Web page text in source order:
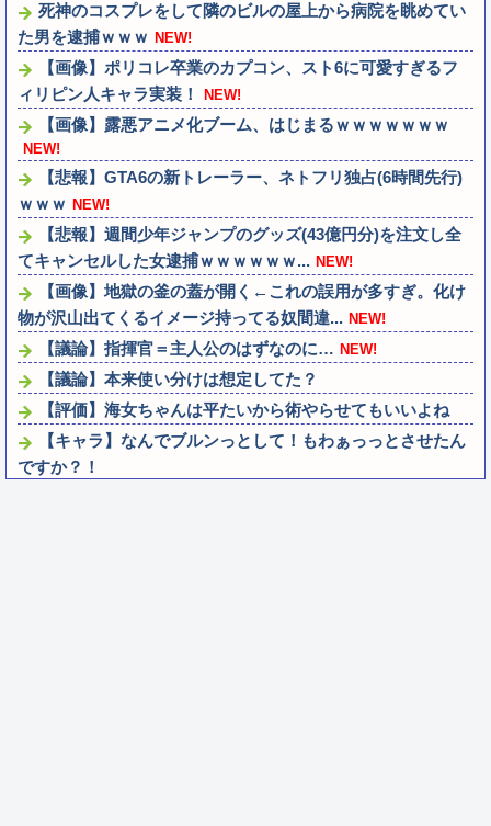
死神のコスプレをして隣のビルの屋上から病院を眺めてい
た男を逮捕ｗｗｗ NEW!
【画像】ポリコレ卒業のカプコン、スト6に可愛すぎるフ
ィリピン人キャラ実装！
NEW!
【画像】露悪アニメ化ブーム、はじまるｗｗｗｗｗｗｗ
NEW!
【悲報】GTA6の新トレーラー、ネトフリ独占(6時間先行)
ｗｗｗ NEW!
【悲報】週間少年ジャンプのグッズ(43億円分)を注文し全
てキャンセルした女逮捕ｗｗｗｗｗｗ... NEW!
【画像】地獄の釜の蓋が開く←これの誤用が多すぎ。化け
物が沢山出てくるイメージ持ってる奴間違... NEW!
【議論】指揮官＝主人公のはずなのに… NEW!
【議論】本来使い分けは想定してた？
【評価】海女ちゃんは平たいから術やらせてもいいよね
【キャラ】なんでブルンっとして！もわぁっっとさせたん
ですか？！